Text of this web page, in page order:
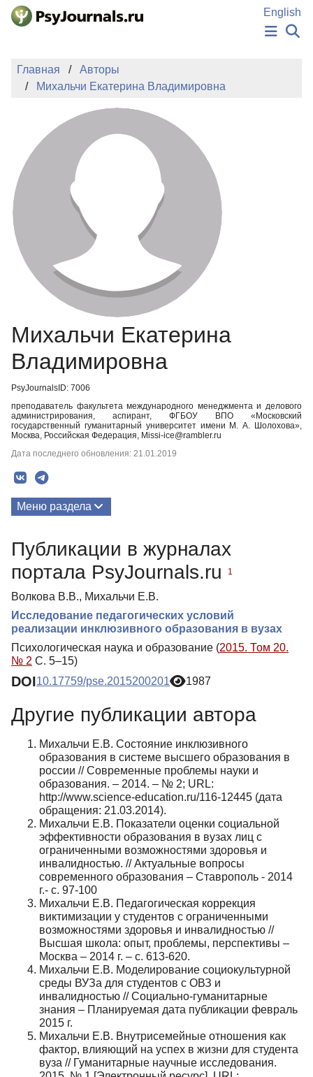
Перейти к основному содержанию
English
ИЗДАНИЯ
АВТОРЫ
ПОДАТЬ РУКОПИСЬ
БАЗА ЗНАНИЙ
КЛЮЧЕВЫЕ СЛОВА
Регистрация
Главная
Авторы
Михальчи Екатерина Владимировна
Михальчи Екатерина
Владимировна
PsyJournalsID: 7006
преподаватель факультета международного менеджмента и делового
администрирования, аспирант, ФГБОУ ВПО «Московский
государственный гуманитарный университет имени М. А. Шолохова»,
Москва, Российская Федерация, Missi-ice@rambler.ru
Дата последнего обновления: 21.01.2019
Меню раздела
Публикации в журналах
портала PsyJournals.ru
1
Волкова В.В., Михальчи Е.В.
Исследование педагогических условий
реализации инклюзивного образования в вузах
Психологическая наука и образование (2015. Том 20.
№ 2 С. 5–15)
DOI10.17759/pse.2015200201 1987
Другие публикации автора
Михальчи Е.В. Состояние инклюзивного
образования в системе высшего образования в
россии // Современные проблемы науки и
образования. – 2014. – № 2; URL:
http://www.science-education.ru/116-12445 (дата
обращения: 21.03.2014).
Михальчи Е.В. Показатели оценки социальной
эффективности образования в вузах лиц с
ограниченными возможностями здоровья и
инвалидностью. // Актуальные вопросы
современного образования – Ставрополь - 2014
г.- с. 97-100
Михальчи Е.В. Педагогическая коррекция
виктимизации у студентов с ограниченными
возможностями здоровья и инвалидностью //
Высшая школа: опыт, проблемы, перспективы –
Москва – 2014 г. – с. 613-620.
Михальчи Е.В. Моделирование социокультурной
среды ВУЗа для студентов с ОВЗ и
инвалидностью // Социально-гуманитарные
знания – Планируемая дата публикации февраль
2015 г.
Михальчи Е.В. Внутрисемейные отношения как
фактор, влияющий на успех в жизни для студента
вуза // Гуманитарные научные исследования.